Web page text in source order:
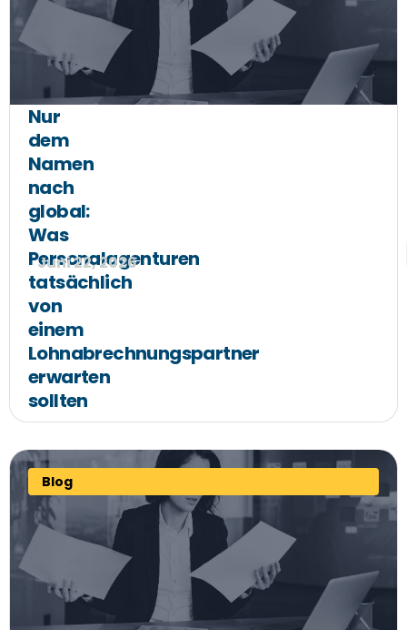
Nur
dem
Namen
nach
global:
Was
Personalagenturen
tatsächlich
von
einem
Lohnabrechnungspartner
erwarten
sollten
Juni 22, 2026
Blog